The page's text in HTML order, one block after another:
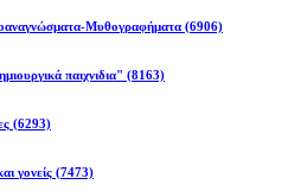
Μυθογραφήματα (6906)
παιχνιδια" (8163)
(6293)
γονείς (7473)